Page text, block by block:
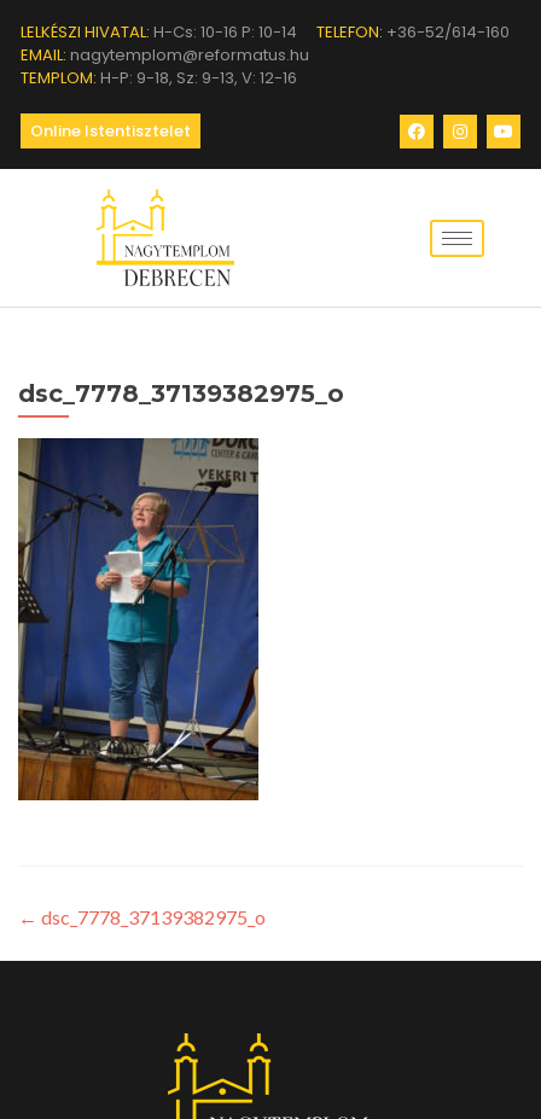
LELKÉSZI HIVATAL: H-Cs: 10-16 P: 10-14 TELEFON: +36-52/614-160
EMAIL: nagytemplom@reformatus.hu
TEMPLOM: H-P: 9-18, Sz: 9-13, V: 12-16
Online Istentisztelet
dsc_7778_37139382975_o
← dsc_7778_37139382975_o